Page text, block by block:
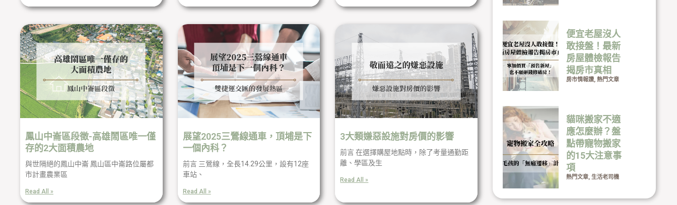
鳳山中崙區段徵-高雄鬧區唯一僅
存的2大面積農地
與世隔絕的鳳山中崙 鳳山區中崙路位屬都
市計畫農業區
Read All »
展望2025三鶯線通車，頂埔是下
一個內科？
前言 三鶯線，全長14.29公里，設有12座
車站、
Read All »
3大類嫌惡設施對房價的影響
前言 在選擇購屋地點時，除了考量通勤距
離、學區及生
Read All »
便宜老屋沒人
敢接盤！最新
房屋體檢報告
揭房市真相
房市情報讚 ,熱門文章
貓咪搬家不適
應怎麼辦？盤
點帶寵物搬家
的15大注意事
項
熱門文章 ,生活老司機